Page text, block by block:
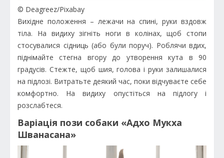
© Deagreez/Pixabay
Вихідне положення – лежачи на спині, руки вздовж
тіла. На видиху зігніть ноги в колінах, щоб стопи
стосувалися сідниць (або були поруч). Роблячи вдих,
піднімайте стегна вгору до утворення кута в 90
градусів. Стежте, щоб шия, голова і руки залишалися
на підлозі. Витратьте деякий час, поки відчуваєте себе
комфортно. На видиху опустіться на підлогу і
розслабтеся.
Варіація пози собаки «Адхо Мукха
Шванасана»